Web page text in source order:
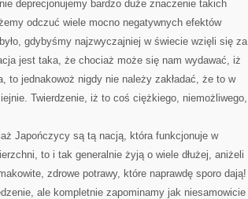
deprecjonujemy bardzo duże znaczenie takich
odczuć wiele mocno negatywnych efektów
gdybyśmy najzwyczajniej w świecie wzięli się za
jest taka, że chociaż może się nam wydawać, iż
to jednakowoż nigdy nie należy zakładać, że to w
Twierdzenie, iż to coś ciężkiego, niemożliwego,
Japończycy są tą nacją, która funkcjonuje w
to i tak generalnie żyją o wiele dłużej, aniżeli
zdrowe potrawy, które naprawdę sporo dają!
ale kompletnie zapominamy jak niesamowicie